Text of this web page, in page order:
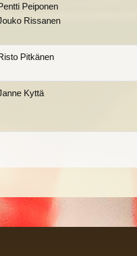
Peiponen
Rissanen
Pitkänen
Kyttä